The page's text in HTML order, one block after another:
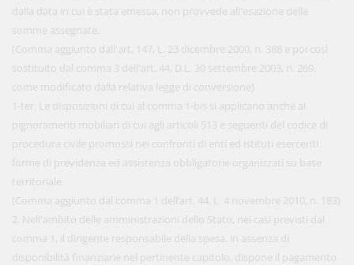
dalla data in cui è stata emessa, non provvede all'esazione delle
somme assegnate.
(Comma aggiunto dall'art. 147, L. 23 dicembre 2000, n. 388 e poi così
sostituito dal comma 3 dell'art. 44, D.L. 30 settembre 2003, n. 269,
come modificato dalla relativa legge di conversione)
1-ter. Le disposizioni di cui al comma 1-bis si applicano anche ai
pignoramenti mobiliari di cui agli articoli 513 e seguenti del codice di
procedura civile promossi nei confronti di enti ed istituti esercenti
forme di previdenza ed assistenza obbligatorie organizzati su base
territoriale.
(Comma aggiunto dal comma 1 dell’art. 44, L. 4 novembre 2010, n. 183)
2. Nell'ambito delle amministrazioni dello Stato, nei casi previsti dal
comma 1, il dirigente responsabile della spesa, in assenza di
disponibilità finanziarie nel pertinente capitolo, dispone il pagamento